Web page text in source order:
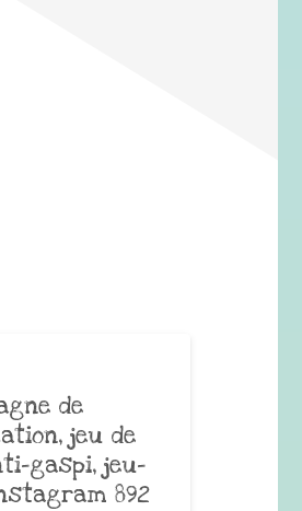
de
jeu de
gaspi, jeu-
892